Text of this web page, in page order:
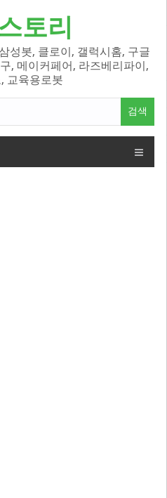
토리
성봇, 클로이, 갤럭시홈, 구글
, 메이커페어, 라즈베리파이,
교육용로봇